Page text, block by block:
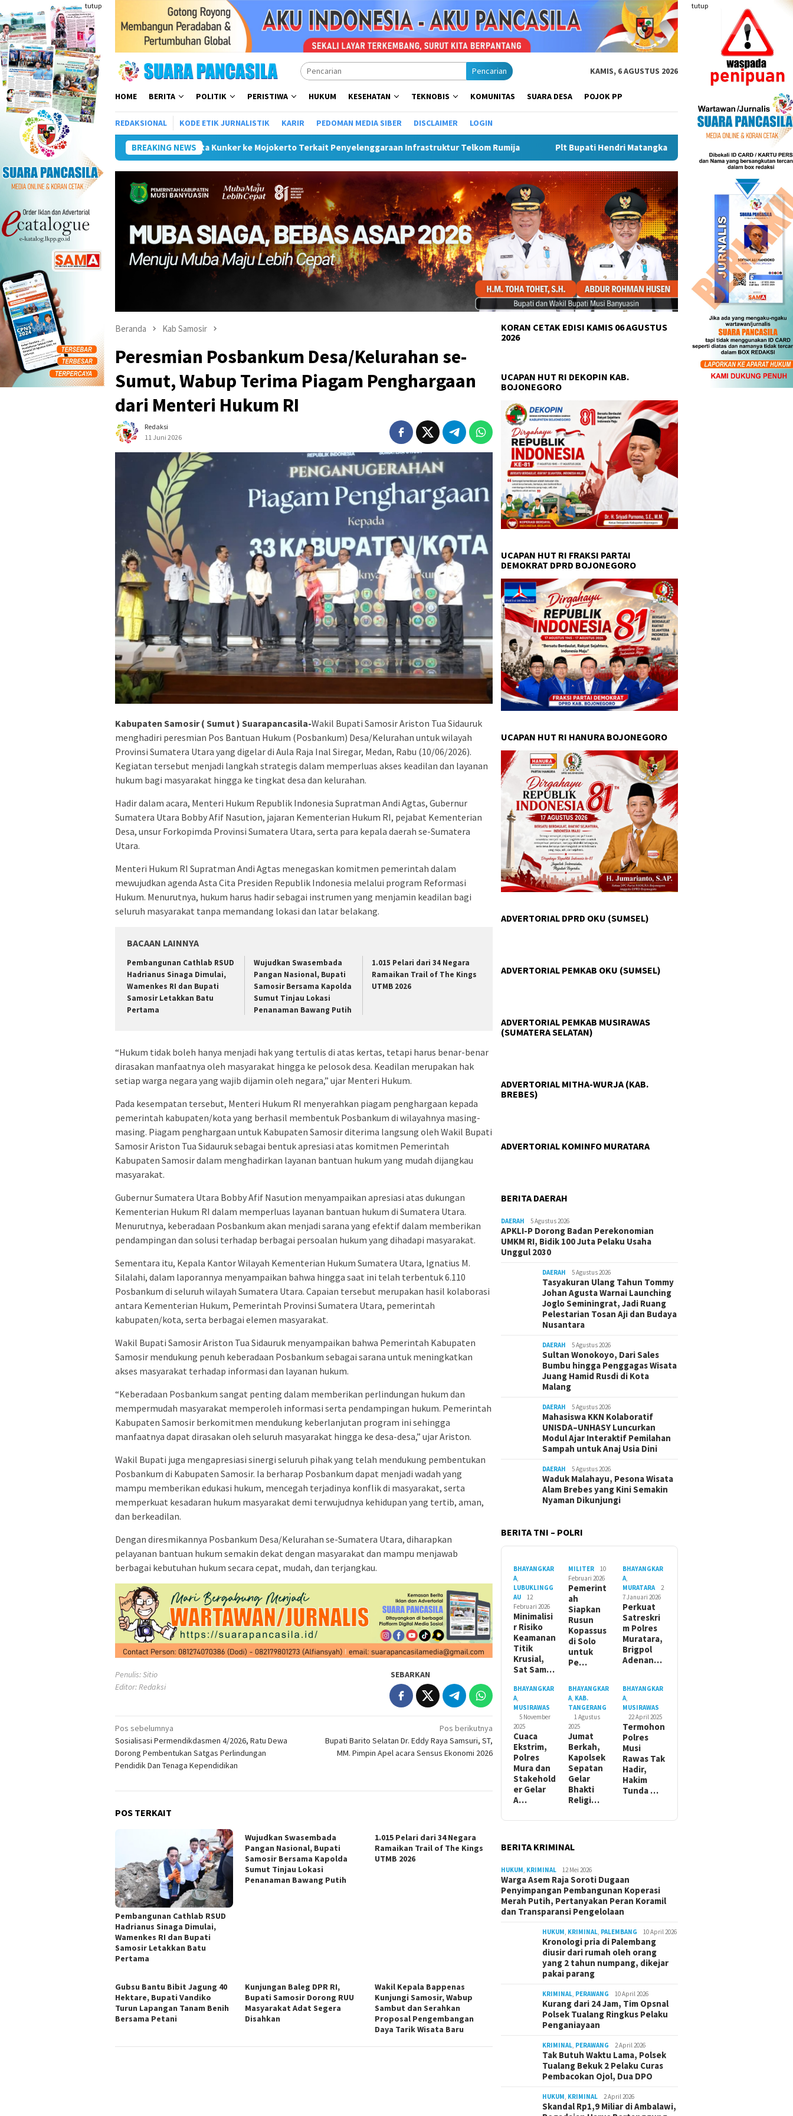
ke
konten
tutup tutup
Pencarian KAMIS, 6 AGUSTUS 2026
HOME BERITA POLITIK PERISTIWA HUKUM KESEHATAN TEKNOBIS KOMUNITAS SUARA DESA POJOK PP
REDAKSIONAL KODE ETIK JURNALISTIK KARIR PEDOMAN MEDIA SIBER DISCLAIMER LOGIN
BREAKING NEWS
Wali Kota Kunker ke Mojokerto Terkait Penyelenggaraan Infrastruktur Telkom Rumija Plt Bupati Hendri Matangkan Gebyar Semarak Merah Putih, Siapkan Event Besar
Beranda Kab Samosir
Peresmian Posbankum Desa/Kelurahan se-
Sumut, Wabup Terima Piagam Penghargaan
dari Menteri Hukum RI
Redaksi
11 Juni 2026
Kabupaten Samosir ( Sumut ) Suarapancasila-Wakil Bupati Samosir Ariston Tua Sidauruk
menghadiri peresmian Pos Bantuan Hukum (Posbankum) Desa/Kelurahan untuk wilayah
Provinsi Sumatera Utara yang digelar di Aula Raja Inal Siregar, Medan, Rabu (10/06/2026).
Kegiatan tersebut menjadi langkah strategis dalam memperluas akses keadilan dan layanan
hukum bagi masyarakat hingga ke tingkat desa dan kelurahan.
Hadir dalam acara, Menteri Hukum Republik Indonesia Supratman Andi Agtas, Gubernur
Sumatera Utara Bobby Afif Nasution, jajaran Kementerian Hukum RI, pejabat Kementerian
Desa, unsur Forkopimda Provinsi Sumatera Utara, serta para kepala daerah se-Sumatera
Utara.
Menteri Hukum RI Supratman Andi Agtas menegaskan komitmen pemerintah dalam
mewujudkan agenda Asta Cita Presiden Republik Indonesia melalui program Reformasi
Hukum. Menurutnya, hukum harus hadir sebagai instrumen yang menjamin keadilan bagi
seluruh masyarakat tanpa memandang lokasi dan latar belakang.
BACAAN LAINNYA
Pembangunan Cathlab RSUD
Hadrianus Sinaga Dimulai,
Wamenkes RI dan Bupati
Samosir Letakkan Batu
Pertama
Wujudkan Swasembada
Pangan Nasional, Bupati
Samosir Bersama Kapolda
Sumut Tinjau Lokasi
Penanaman Bawang Putih
1.015 Pelari dari 34 Negara
Ramaikan Trail of The Kings
UTMB 2026
“Hukum tidak boleh hanya menjadi hak yang tertulis di atas kertas, tetapi harus benar-benar
dirasakan manfaatnya oleh masyarakat hingga ke pelosok desa. Keadilan merupakan hak
setiap warga negara yang wajib dijamin oleh negara,” ujar Menteri Hukum.
Pada kesempatan tersebut, Menteri Hukum RI menyerahkan piagam penghargaan kepada
pemerintah kabupaten/kota yang berhasil membentuk Posbankum di wilayahnya masing-
masing. Piagam penghargaan untuk Kabupaten Samosir diterima langsung oleh Wakil Bupati
Samosir Ariston Tua Sidauruk sebagai bentuk apresiasi atas komitmen Pemerintah
Kabupaten Samosir dalam menghadirkan layanan bantuan hukum yang mudah dijangkau
masyarakat.
Gubernur Sumatera Utara Bobby Afif Nasution menyampaikan apresiasi atas dukungan
Kementerian Hukum RI dalam memperluas layanan bantuan hukum di Sumatera Utara.
Menurutnya, keberadaan Posbankum akan menjadi sarana yang efektif dalam memberikan
pendampingan dan solusi terhadap berbagai persoalan hukum yang dihadapi masyarakat.
Sementara itu, Kepala Kantor Wilayah Kementerian Hukum Sumatera Utara, Ignatius M.
Silalahi, dalam laporannya menyampaikan bahwa hingga saat ini telah terbentuk 6.110
Posbankum di seluruh wilayah Sumatera Utara. Capaian tersebut merupakan hasil kolaborasi
antara Kementerian Hukum, Pemerintah Provinsi Sumatera Utara, pemerintah
kabupaten/kota, serta berbagai elemen masyarakat.
Wakil Bupati Samosir Ariston Tua Sidauruk menyampaikan bahwa Pemerintah Kabupaten
Samosir mendukung penuh keberadaan Posbankum sebagai sarana untuk meningkatkan
akses masyarakat terhadap informasi dan layanan hukum.
“Keberadaan Posbankum sangat penting dalam memberikan perlindungan hukum dan
mempermudah masyarakat memperoleh informasi serta pendampingan hukum. Pemerintah
Kabupaten Samosir berkomitmen mendukung keberlanjutan program ini sehingga
manfaatnya dapat dirasakan oleh seluruh masyarakat hingga ke desa-desa,” ujar Ariston.
Wakil Bupati juga mengapresiasi sinergi seluruh pihak yang telah mendukung pembentukan
Posbankum di Kabupaten Samosir. Ia berharap Posbankum dapat menjadi wadah yang
mampu memberikan edukasi hukum, mencegah terjadinya konflik di masyarakat, serta
memperkuat kesadaran hukum masyarakat demi terwujudnya kehidupan yang tertib, aman,
dan berkeadilan.
Dengan diresmikannya Posbankum Desa/Kelurahan se-Sumatera Utara, diharapkan
pelayanan bantuan hukum semakin dekat dengan masyarakat dan mampu menjawab
berbagai kebutuhan hukum secara cepat, mudah, dan terjangkau.
Penulis: Sitio
Editor: Redaksi
SEBARKAN
Navigasi
pos
Pos sebelumnya
Sosialisasi Permendikdasmen 4/2026, Ratu Dewa
Dorong Pembentukan Satgas Perlindungan
Pendidik Dan Tenaga Kependidikan
Pos berikutnya
Bupati Barito Selatan Dr. Eddy Raya Samsuri, ST,
MM. Pimpin Apel acara Sensus Ekonomi 2026
POS TERKAIT
Pembangunan Cathlab RSUD
Hadrianus Sinaga Dimulai,
Wamenkes RI dan Bupati
Samosir Letakkan Batu
Pertama
Wujudkan Swasembada
Pangan Nasional, Bupati
Samosir Bersama Kapolda
Sumut Tinjau Lokasi
Penanaman Bawang Putih
1.015 Pelari dari 34 Negara
Ramaikan Trail of The Kings
UTMB 2026
Gubsu Bantu Bibit Jagung 40
Hektare, Bupati Vandiko
Turun Lapangan Tanam Benih
Bersama Petani
Kunjungan Baleg DPR RI,
Bupati Samosir Dorong RUU
Masyarakat Adat Segera
Disahkan
Wakil Kepala Bappenas
Kunjungi Samosir, Wabup
Sambut dan Serahkan
Proposal Pengembangan
Daya Tarik Wisata Baru
KORAN CETAK EDISI KAMIS 06 AGUSTUS
2026
UCAPAN HUT RI DEKOPIN KAB.
BOJONEGORO
UCAPAN HUT RI FRAKSI PARTAI
DEMOKRAT DPRD BOJONEGORO
UCAPAN HUT RI HANURA BOJONEGORO
ADVERTORIAL DPRD OKU (SUMSEL)
ADVERTORIAL PEMKAB OKU (SUMSEL)
ADVERTORIAL PEMKAB MUSIRAWAS
(SUMATERA SELATAN)
ADVERTORIAL MITHA-WURJA (KAB.
BREBES)
ADVERTORIAL KOMINFO MURATARA
BERITA DAERAH
DAERAH 5 Agustus 2026
APKLI-P Dorong Badan Perekonomian
UMKM RI, Bidik 100 Juta Pelaku Usaha
Unggul 2030
DAERAH 5 Agustus 2026
Tasyakuran Ulang Tahun Tommy
Johan Agusta Warnai Launching
Joglo Seminingrat, Jadi Ruang
Pelestarian Tosan Aji dan Budaya
Nusantara
DAERAH 5 Agustus 2026
Sultan Wonokoyo, Dari Sales
Bumbu hingga Penggagas Wisata
Juang Hamid Rusdi di Kota
Malang
DAERAH 5 Agustus 2026
Mahasiswa KKN Kolaboratif
UNISDA–UNHASY Luncurkan
Modul Ajar Interaktif Pemilahan
Sampah untuk Anaj Usia Dini
DAERAH 5 Agustus 2026
Waduk Malahayu, Pesona Wisata
Alam Brebes yang Kini Semakin
Nyaman Dikunjungi
BERITA TNI – POLRI
BHAYANGKAR
A,
LUBUKLINGG
AU
12
Februari 2026
Minimalisi
r Risiko
Keamanan
Titik
Krusial,
Sat Sam…
MILITER
10
Februari 2026
Pemerint
ah
Siapkan
Rusun
Kopassus
di Solo
untuk
Pe…
BHAYANGKAR
A,
MURATARA
2
7 Januari 2026
Perkuat
Satreskri
m Polres
Muratara,
Brigpol
Adenan…
BHAYANGKAR
A,
MUSIRAWAS
5 November
2025
Cuaca
Ekstrim,
Polres
Mura dan
Stakehold
er Gelar
A…
BHAYANGKAR
A, KAB.
TANGERANG
1 Agustus
2025
Jumat
Berkah,
Kapolsek
Sepatan
Gelar
Bhakti
Religi…
BHAYANGKAR
A,
MUSIRAWAS
22 April 2025
Termohon
Polres
Musi
Rawas Tak
Hadir,
Hakim
Tunda …
BERITA KRIMINAL
HUKUM, KRIMINAL 12 Mei 2026
Warga Asem Raja Soroti Dugaan
Penyimpangan Pembangunan Koperasi
Merah Putih, Pertanyakan Peran Koramil
dan Transparansi Pengelolaan
HUKUM, KRIMINAL, PALEMBANG 10 April 2026
Kronologi pria di Palembang
diusir dari rumah oleh orang
yang 2 tahun numpang, dikejar
pakai parang
KRIMINAL, PERAWANG 10 April 2026
Kurang dari 24 Jam, Tim Opsnal
Polsek Tualang Ringkus Pelaku
Penganiayaan
KRIMINAL, PERAWANG 2 April 2026
Tak Butuh Waktu Lama, Polsek
Tualang Bekuk 2 Pelaku Curas
Pembacokan Ojol, Dua DPO
HUKUM, KRIMINAL 2 April 2026
Skandal Rp1,9 Miliar di Ambalawi,